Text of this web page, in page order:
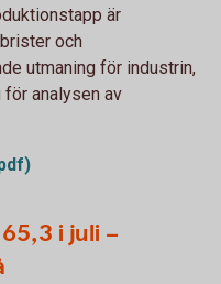
är
och
utmaning för industrin,
för analysen av
i juli –